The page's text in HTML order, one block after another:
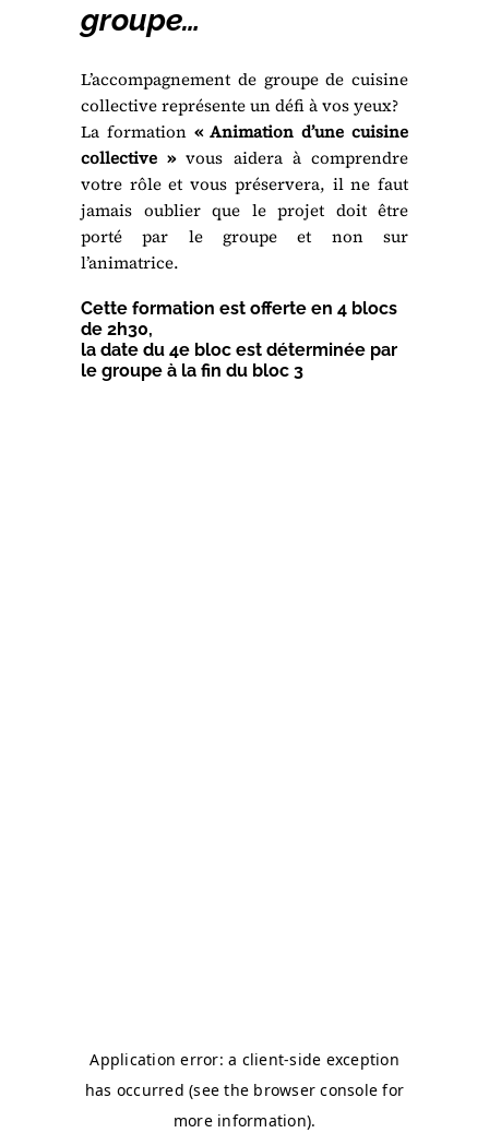
groupe…
L’accompagnement de groupe de cuisine
collective représente un défi à vos yeux?
La formation « Animation d’une cuisine
collective »vous aidera à comprendre
votre rôle et vous préservera, il ne faut
jamais oublier que le projet doit être
porté par le groupe et non sur
l’animatrice.
Cette formation est offerte en 4 blocs
de 2h30,
la date du 4e bloc est déterminée par
le groupe à la fin du bloc 3